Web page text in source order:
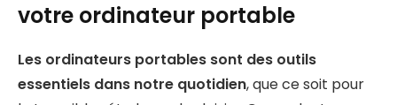
votre ordinateur portable
Les ordinateurs portables sont des outils
essentiels dans notre quotidien, que ce soit pour